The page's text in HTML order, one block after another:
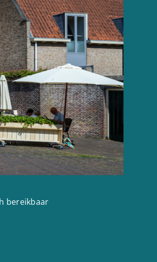
bereikbaar